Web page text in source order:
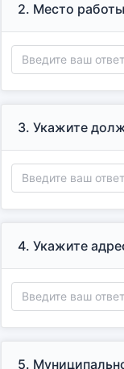
2. Место
3. Укажите
4. Укажите
5.